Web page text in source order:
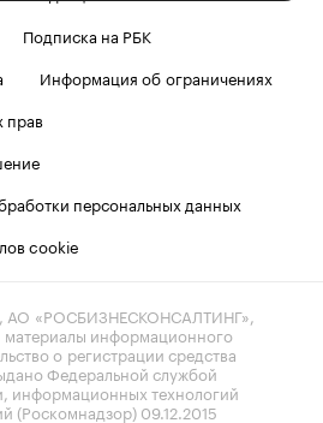
Подписка на РБК
Информация об ограничениях
прав
персональных данных
cookie
«РОСБИЗНЕСКОНСАЛТИНГ»,
материалы информационного
о регистрации средства
Федеральной службой
информационных технологий
(Роскомнадзор) 09.12.2015